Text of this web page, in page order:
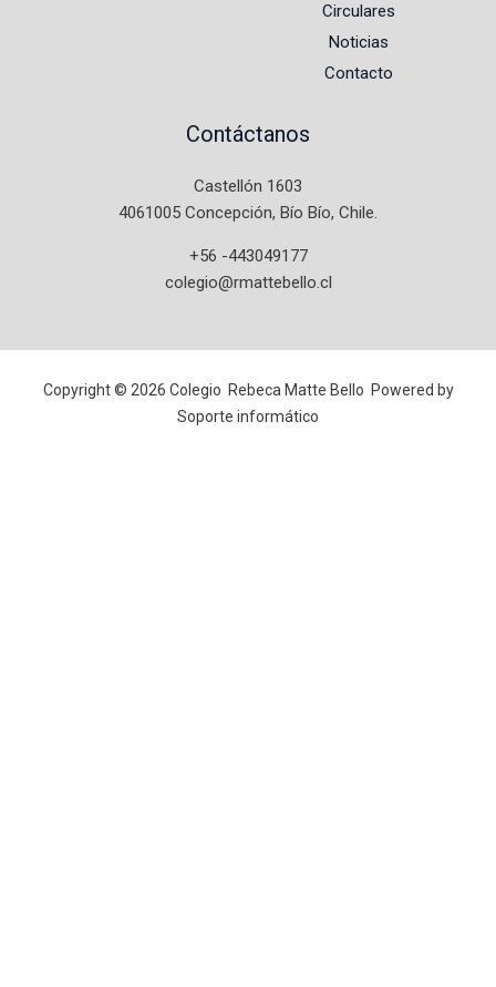
Circulares
Noticias
Contacto
Contáctanos
Castellón 1603
4061005 Concepción, Bío Bío, Chile.
+56 -443049177
colegio@rmattebello.cl
Copyright © 2026 Colegio Rebeca Matte Bello Powered by
Soporte informático